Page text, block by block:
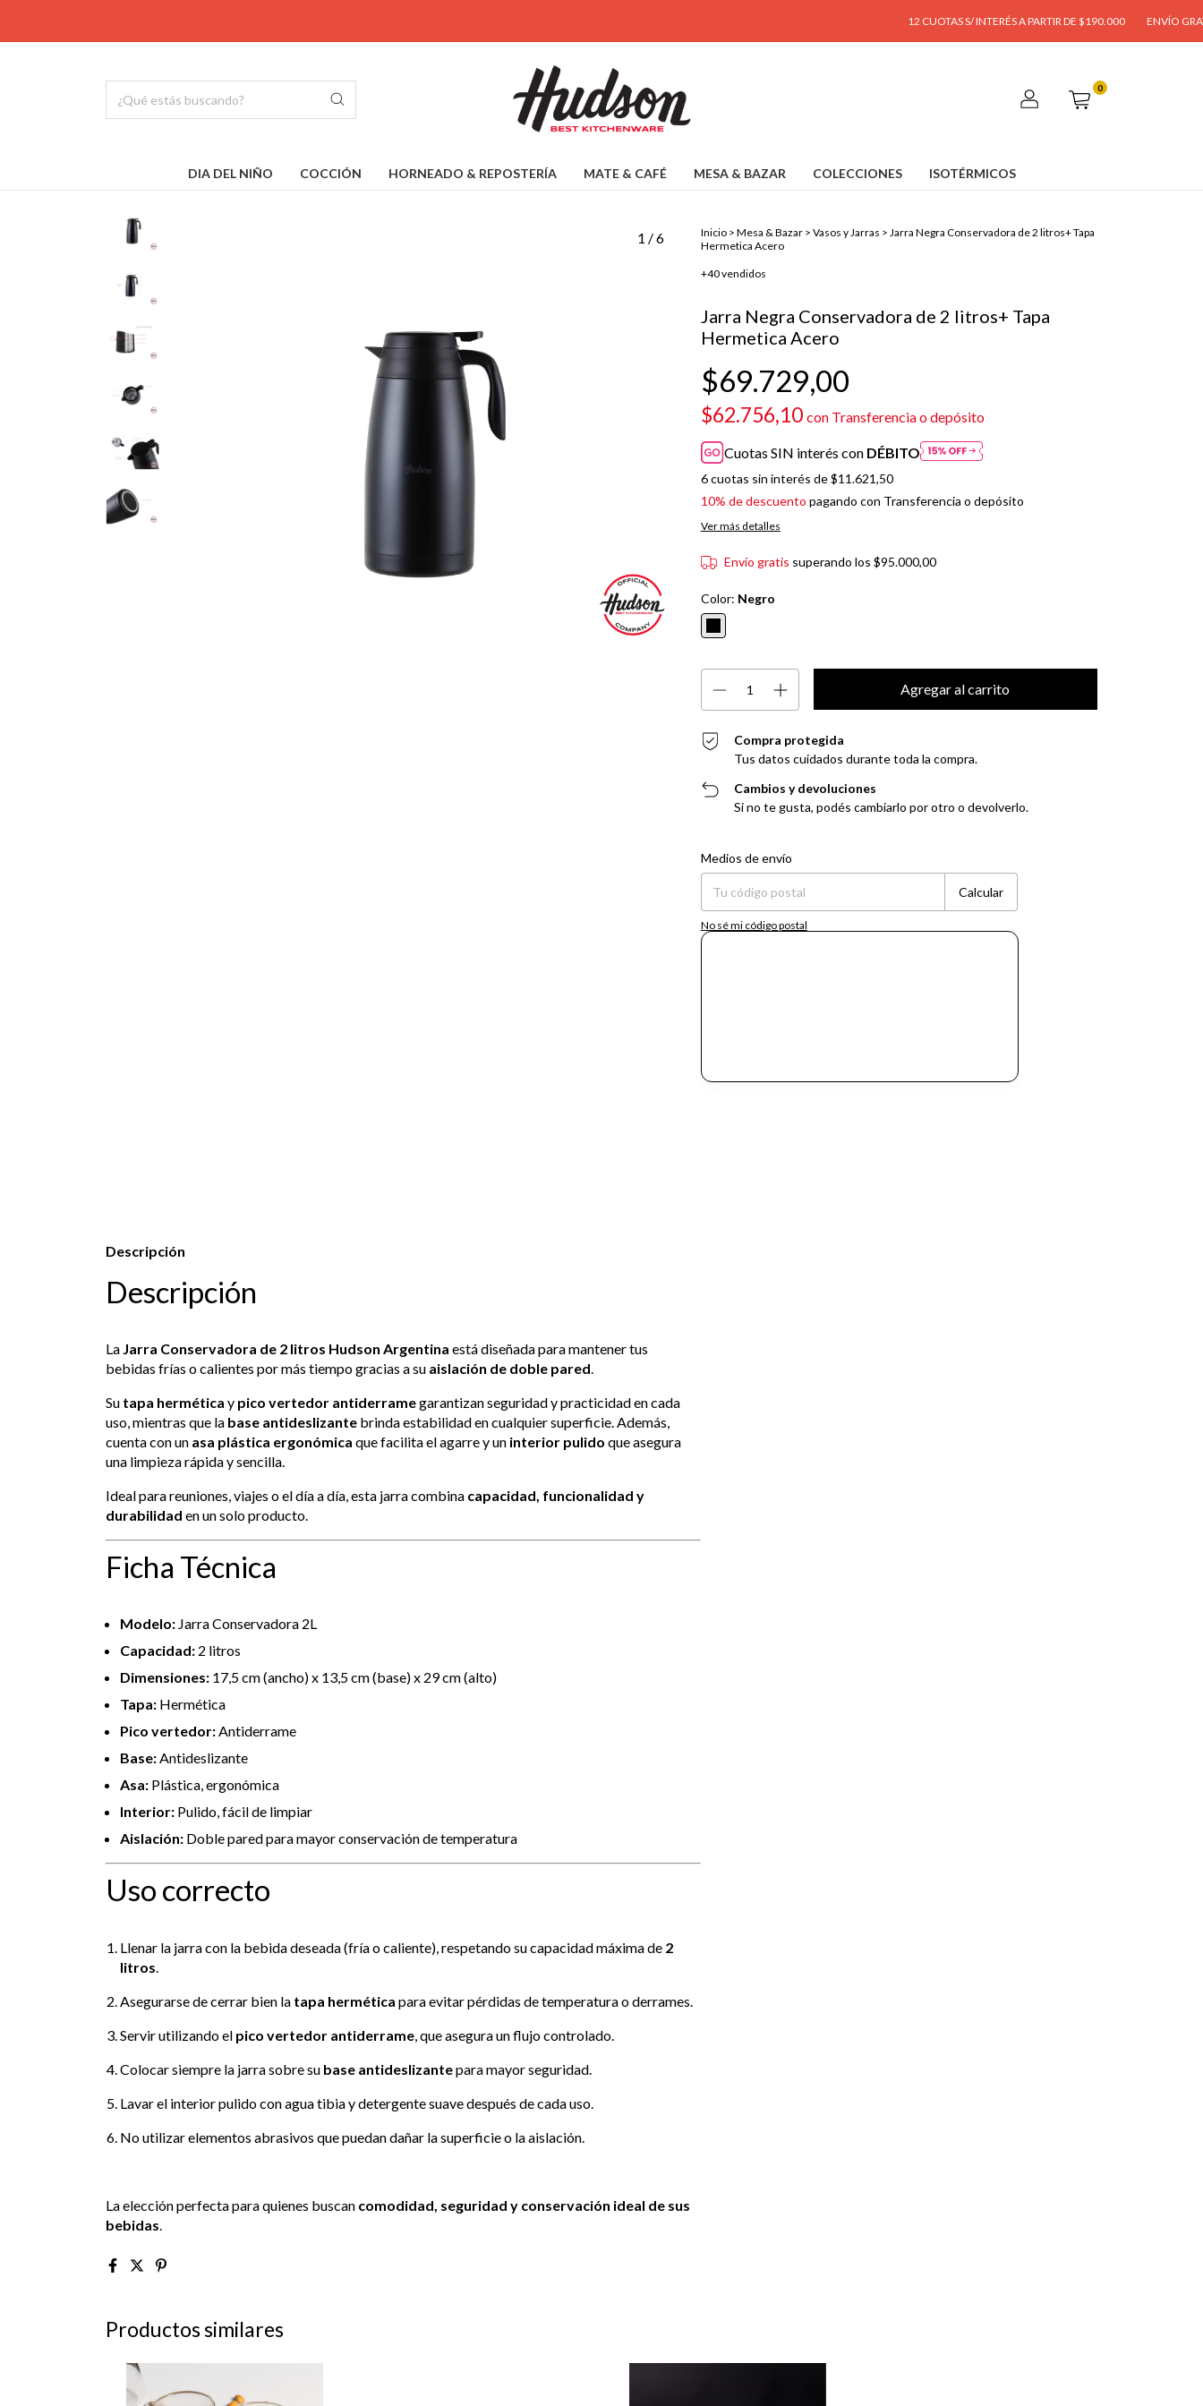
12 CUOTAS S/ INTERÉS A PARTIR DE $190.000 ENVÍO GRATIS A
0
DIA DEL NIÑO COCCIÓN HORNEADO & REPOSTERÍA MATE & CAFÉ MESA & BAZAR COLECCIONES ISOTÉRMICOS
1 /6 Inicio > Mesa & Bazar > Vasos y Jarras > Jarra Negra Conservadora de 2 litros+ Tapa
Hermetica Acero
+40 vendidos
Jarra Negra Conservadora de 2 litros+ Tapa
Hermetica Acero
$69.729,00
$62.756,10 con Transferencia o depósito
Cuotas SIN interés con DÉBITO
6cuotas sin interés de$11.621,50
10% de descuento pagando con Transferencia o depósito
Ver más detalles
Envío gratis superando los$95.000,00
Color: Negro
Compra protegida
Tus datos cuidados durante toda la compra.
Cambios y devoluciones
Si no te gusta, podés cambiarlo por otro o devolverlo.
Entregas para el CP:
Medios de envío
Calcular
No sé mi código postal
Descripción
Descripción
La Jarra Conservadora de 2 litros Hudson Argentina está diseñada para mantener tus
bebidas frías o calientes por más tiempo gracias a su aislación de doble pared.
Su tapa hermética y pico vertedor antiderramegarantizan seguridad y practicidad en cada
uso, mientras que la base antideslizante brinda estabilidad en cualquier superficie. Además,
cuenta con un asa plástica ergonómica que facilita el agarre y un interior pulido que asegura
una limpieza rápida y sencilla.
Ideal para reuniones, viajes o el día a día, esta jarra combina capacidad, funcionalidad y
durabilidad en un solo producto.
Ficha Técnica
Modelo: Jarra Conservadora 2L
Capacidad: 2 litros
Dimensiones: 17,5 cm (ancho) x 13,5 cm (base) x 29 cm (alto)
Tapa: Hermética
Pico vertedor:Antiderrame
Base:Antideslizante
Asa: Plástica, ergonómica
Interior: Pulido, fácil de limpiar
Aislación: Doble pared para mayor conservación de temperatura
Uso correcto
Llenar la jarra con la bebida deseada (fría o caliente), respetando su capacidad máxima de 2
litros
Asegurarse de cerrar bien la tapa hermética para evitar pérdidas de temperatura o derrames.
Servir utilizando el pico vertedor antiderrame , que asegura un flujo controlado.
Colocar siempre la jarra sobre su base antideslizantepara mayor seguridad.
Lavar el interior pulido con agua tibia y detergente suave después de cada uso.
No utilizar elementos abrasivos que puedan dañar la superficie o la aislación.
La elección perfecta para quienes buscan comodidad, seguridad y conservación ideal de sus
bebidas
Productos similares